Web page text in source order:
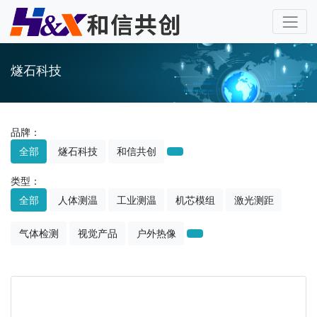
燧石科技
品牌：
全部
燧石科技 和信共创
类型：
全部
人体测温 工业测温 机芯模组 激光测距
气体检测 视觉产品 户外热像